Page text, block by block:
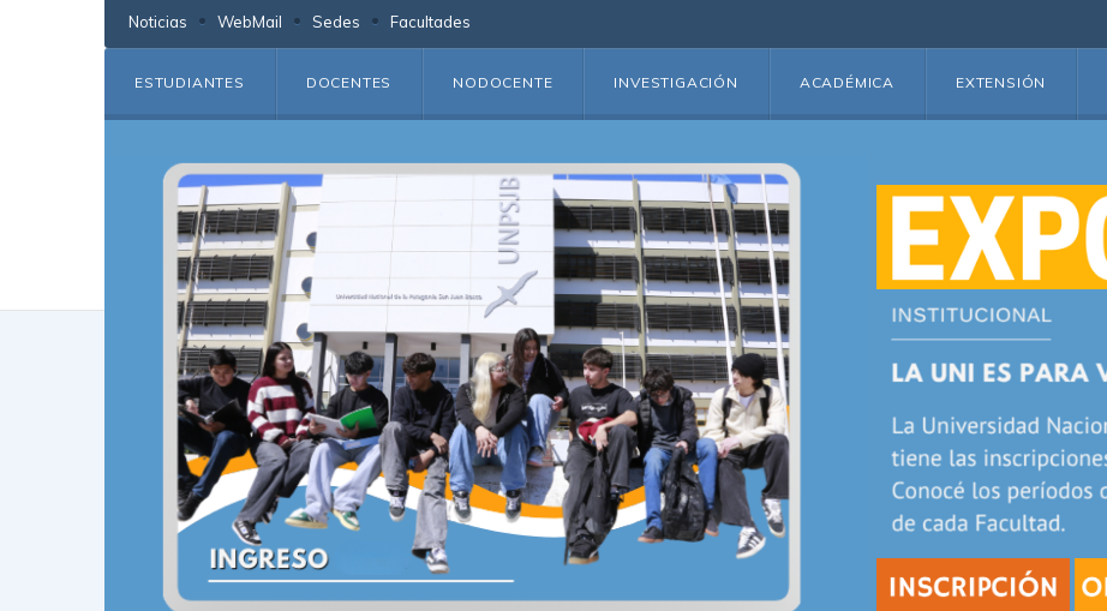
Noticias WebMail Sedes Facultades
ESTUDIANTES DOCENTES NODOCENTE INVESTIGACIÓN ACADÉMICA EXTENSIÓN